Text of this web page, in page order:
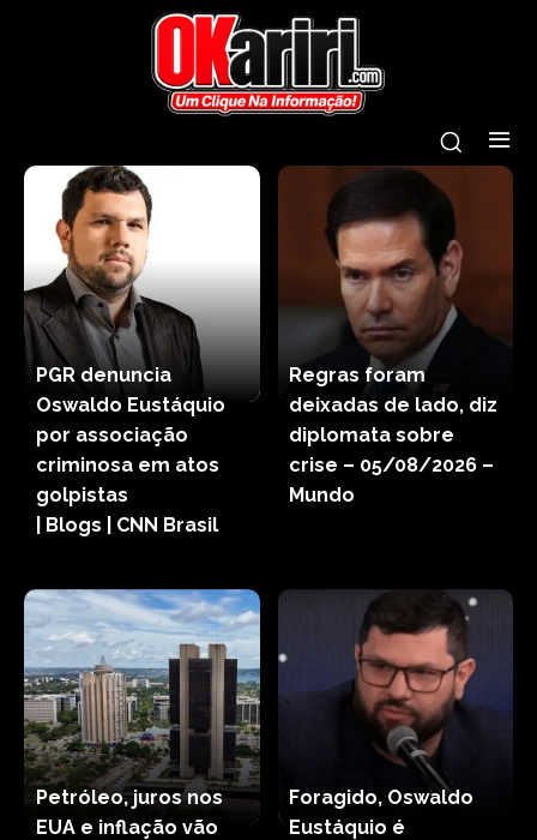
PGR denuncia
Oswaldo Eustáquio
por associação
criminosa em atos
golpistas
| Blogs | CNN Brasil
Regras foram
deixadas de lado, diz
diplomata sobre
crise – 05/08/2026 –
Mundo
Petróleo, juros nos
EUA e inflação vão
Foragido, Oswaldo
Eustáquio é